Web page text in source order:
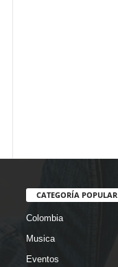
CATEGORÍA POPULAR
Colombia
Musica
Eventos